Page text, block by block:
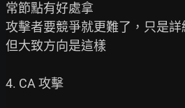
常節點有好處拿
攻擊者要競爭就更難了，只是詳
但大致方向是這樣
4. CA 攻擊